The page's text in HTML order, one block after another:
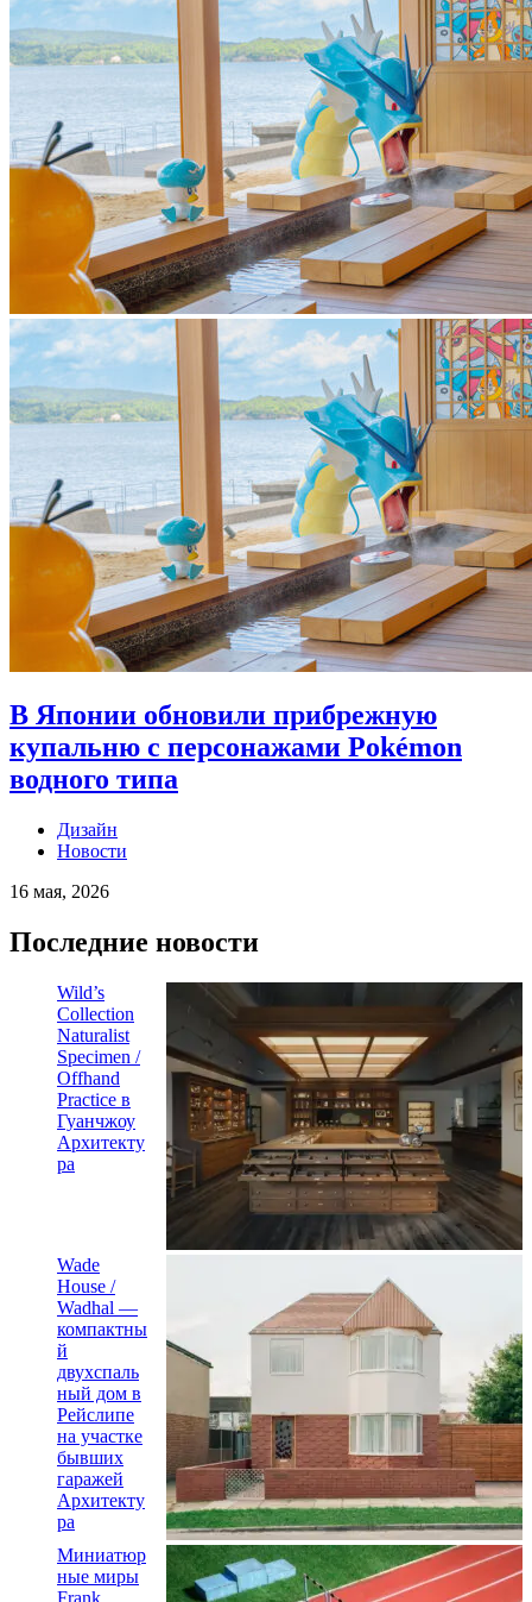
В Японии обновили прибрежную
купальню с персонажами Pokémon
водного типа
Дизайн
Новости
16 мая, 2026
Последние новости
Wild’s
Collection
Naturalist
Specimen /
Offhand
Practice в
Гуанчжоу
Архитекту
ра
Wade
House /
Wadhal —
компактны
й
двухспаль
ный дом в
Рейслипе
на участке
бывших
гаражей
Архитекту
ра
Миниатюр
ные миры